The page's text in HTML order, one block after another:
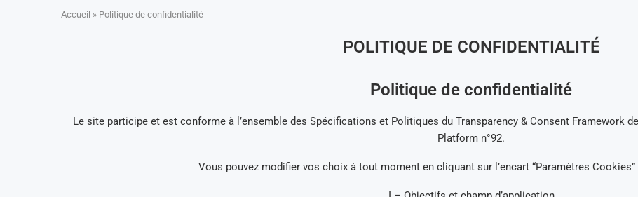
Accueil » Politique de confidentialité
POLITIQUE DE CONFIDENTIALITÉ
Politique de confidentialité
Le site participe et est conforme à l’ensemble des Spécifications et Politiques du Transparency & Consent Framework
Platform n°92.
Vous pouvez modifier vos choix à tout moment en cliquant sur l’encart “Paramètres